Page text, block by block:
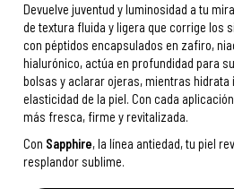
Devuelve juventud y luminosidad a tu
de textura fluida y ligera que corrige los
con péptidos encapsulados en zafiro,
hialurónico, actúa en profundidad para
bolsas y aclarar ojeras, mientras hidrata
elasticidad de la piel. Con cada
más fresca, firme y revitalizada.
Con Sapphire, la línea antiedad, tu piel
resplandor sublime.